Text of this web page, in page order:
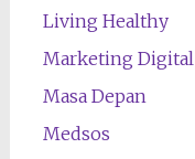
Living Healthy
Marketing Digital
Masa Depan
Medsos